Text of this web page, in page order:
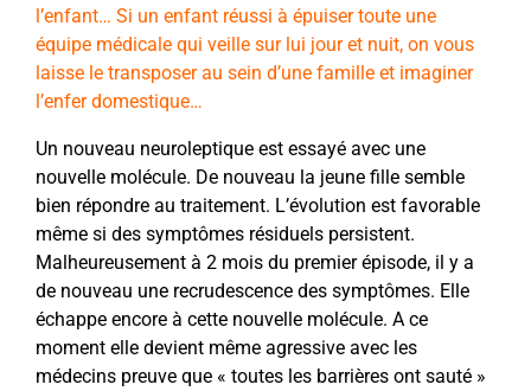
l’enfant… Si un enfant réussi à épuiser toute une
équipe médicale qui veille sur lui jour et nuit, on vous
laisse le transposer au sein d’une famille et imaginer
l’enfer domestique…
Un nouveau neuroleptique est essayé avec une
nouvelle molécule. De nouveau la jeune fille semble
bien répondre au traitement. L’évolution est favorable
même si des symptômes résiduels persistent.
Malheureusement à 2 mois du premier épisode, il y a
de nouveau une recrudescence des symptômes. Elle
échappe encore à cette nouvelle molécule. A ce
moment elle devient même agressive avec les
médecins preuve que « toutes les barrières ont sauté »